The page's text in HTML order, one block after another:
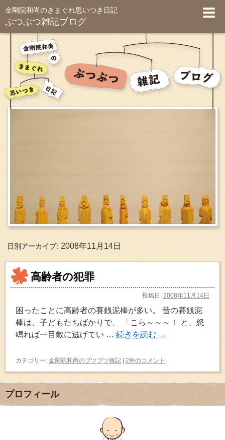
金剛院和尚のきまぐれ思いつき日記
ぶつぶつ雑記ブログ
日別アーカイブ:2008年11月14日
高齢者の犯罪
投稿日: 2008年11月14日
困ったことに高齢者の賽銭泥棒が多い。 昔の賽銭泥
棒は、子どもたちばかりで、 「こら～～～！ と、怒
鳴れば一目散に逃げてい … 続きを読む →
カテゴリー: 金剛院和尚のブツブツ雑記 | 2件のコメント
プロフィール